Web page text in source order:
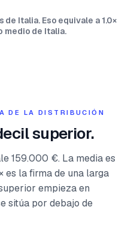
Italia. Eso equivale a 1.0×
medio de Italia.
DE LA DISTRIBUCIÓN
superior.
159.000 €. La media es
la firma de una larga
empieza en
sitúa por debajo de